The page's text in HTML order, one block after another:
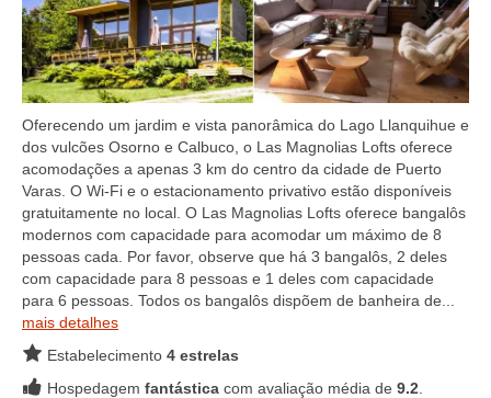
Oferecendo um jardim e vista panorâmica do Lago Llanquihue e
dos vulcões Osorno e Calbuco, o Las Magnolias Lofts oferece
acomodações a apenas 3 km do centro da cidade de Puerto
Varas. O Wi-Fi e o estacionamento privativo estão disponíveis
gratuitamente no local. O Las Magnolias Lofts oferece bangalôs
modernos com capacidade para acomodar um máximo de 8
pessoas cada. Por favor, observe que há 3 bangalôs, 2 deles
com capacidade para 8 pessoas e 1 deles com capacidade
para 6 pessoas. Todos os bangalôs dispõem de banheira de...
mais detalhes
Estabelecimento 4 estrelas
Hospedagem fantástica com avaliação média de 9.2